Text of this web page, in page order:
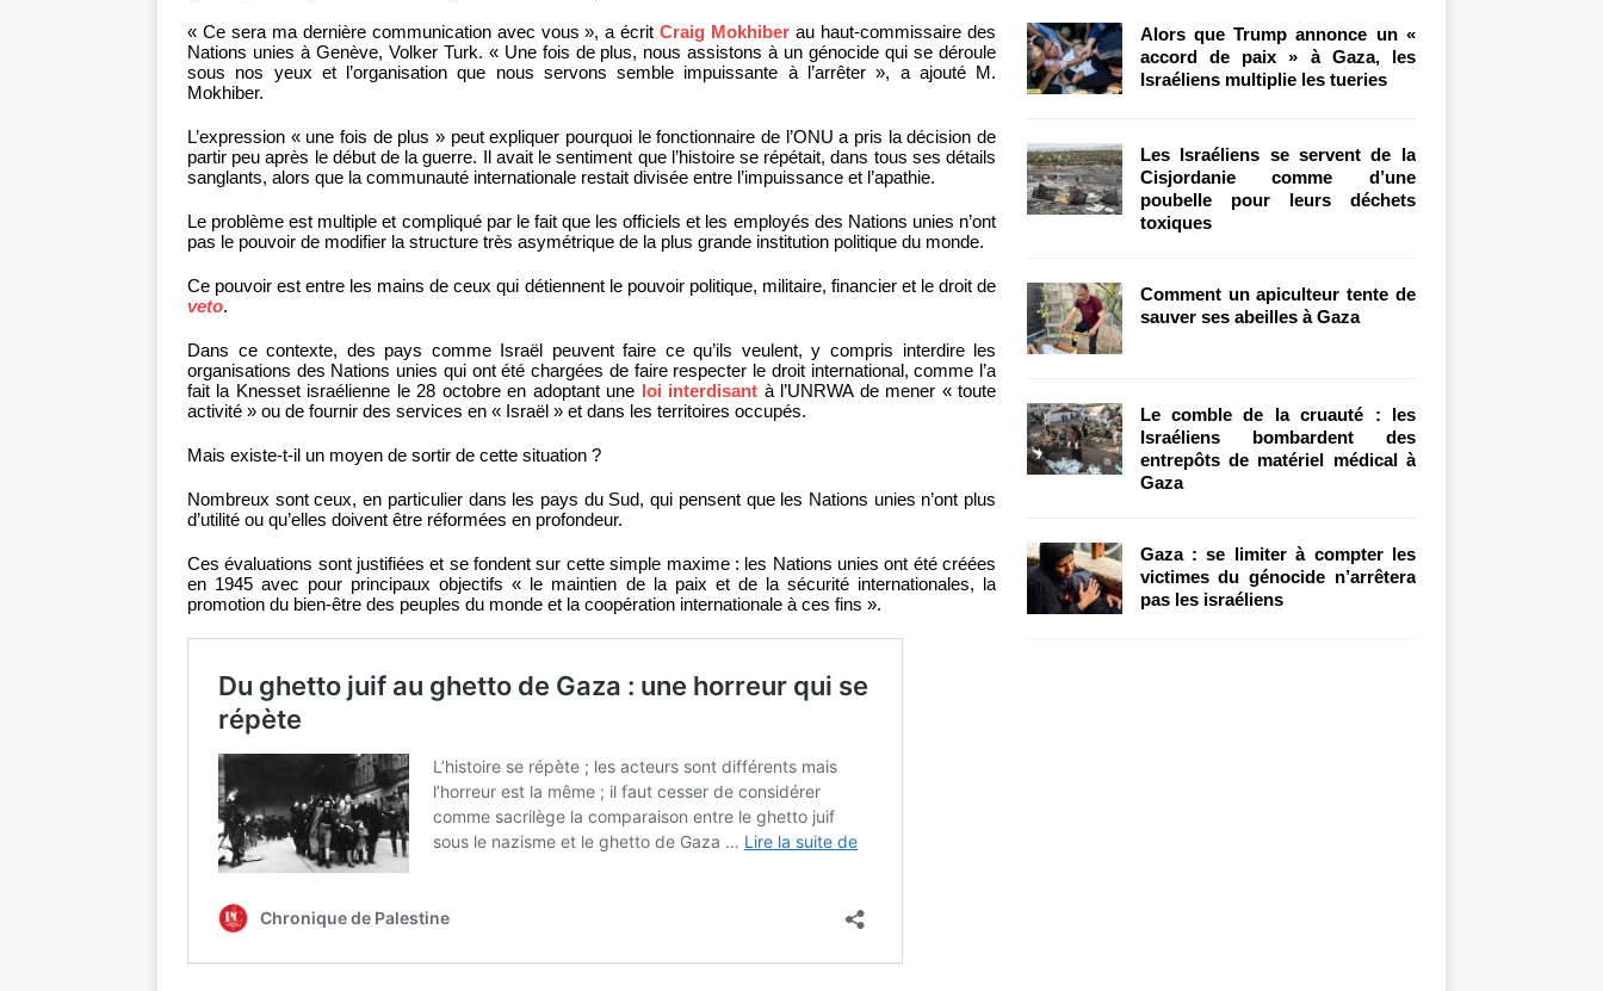
« Ce sera ma dernière communication avec vous », a écritCraig Mokhiber au haut-commissaire des
Nations unies à Genève, Volker Turk. « Une fois de plus, nous assistons à un génocide qui se déroule
sous nos yeux et l’organisation que nous servons semble impuissante à l’arrêter », a ajouté M.
Mokhiber.
L’expression « une fois de plus » peut expliquer pourquoi le fonctionnaire de l’ONU a pris la décision de
partir peu après le début de la guerre. Il avait le sentiment que l’histoire se répétait, dans tous ses détails
sanglants, alors que la communauté internationale restait divisée entre l’impuissance et l’apathie.
Le problème est multiple et compliqué par le fait que les officiels et les employés des Nations unies n’ont
pas le pouvoir de modifier la structure très asymétrique de la plus grande institution politique du monde.
Ce pouvoir est entre les mains de ceux qui détiennent le pouvoir politique, militaire, financier et le droit de
veto.
Dans ce contexte, des pays comme Israël peuvent faire ce qu’ils veulent, y compris interdire les
organisations des Nations unies qui ont été chargées de faire respecter le droit international, comme l’a
fait la Knesset israélienne le 28 octobre en adoptant une loi interdisant à l’UNRWA de mener « toute
activité » ou de fournir des services en « Israël » et dans les territoires occupés.
Mais existe-t-il un moyen de sortir de cette situation ?
Nombreux sont ceux, en particulier dans les pays du Sud, qui pensent que les Nations unies n’ont plus
d’utilité ou qu’elles doivent être réformées en profondeur.
Ces évaluations sont justifiées et se fondent sur cette simple maxime : les Nations unies ont été créées
en 1945 avec pour principaux objectifs « le maintien de la paix et de la sécurité internationales, la
promotion du bien-être des peuples du monde et la coopération internationale à ces fins ».
Alors que Trump annonce un «
accord de paix » à Gaza, les
Israéliens multiplie les tueries
Les Israéliens se servent de la
Cisjordanie comme d’une
poubelle pour leurs déchets
toxiques
Comment un apiculteur tente de
sauver ses abeilles à Gaza
Le comble de la cruauté : les
Israéliens bombardent des
entrepôts de matériel médical à
Gaza
Gaza : se limiter à compter les
victimes du génocide n’arrêtera
pas les israéliens